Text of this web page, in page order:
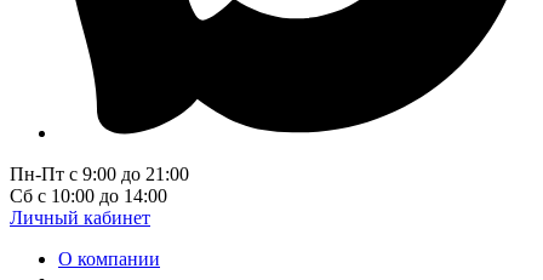
Пн-Пт с 9:00 до 21:00
Сб с 10:00 до 14:00
Личный кабинет
О компании